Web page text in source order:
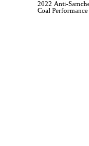
2022 Anti-
Coal